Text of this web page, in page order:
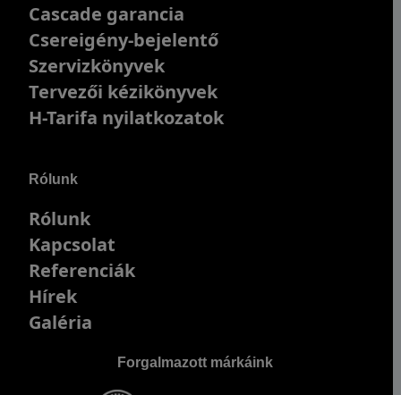
Cascade garancia
Csereigény-bejelentő
Szervizkönyvek
Tervezői kézikönyvek
H-Tarifa nyilatkozatok
Rólunk
Rólunk
Kapcsolat
Referenciák
Hírek
Galéria
Forgalmazott márkáink